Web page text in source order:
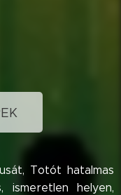
Totót hatalmas
ismeretlen helyen,